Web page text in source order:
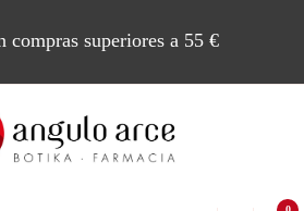
compras superiores a 55 €